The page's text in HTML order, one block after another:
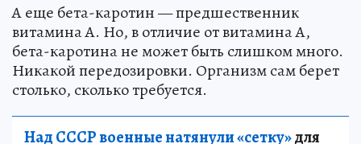
А еще бета-каротин — предшественник
витамина А. Но, в отличие от витамина А,
бета-каротина не может быть слишком много.
Никакой передозировки. Организм сам берет
столько, сколько требуется.
Над СССР военные натянули «сетку»для